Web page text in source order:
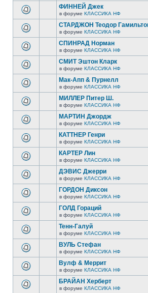
ФИННЕЙ Джек
в форуме КЛАССИКА НФ
СТАРДЖОН Теодор
в форуме КЛАССИКА НФ
СПИНРАД Норман
в форуме КЛАССИКА НФ
СМИТ Эштон Кларк
в форуме КЛАССИКА НФ
Мак-Апп & Пурнелл
в форуме КЛАССИКА НФ
МИЛЛЕР Питер Ш.
в форуме КЛАССИКА НФ
МАРТИН Джордж
в форуме КЛАССИКА НФ
КАТТНЕР Генри
в форуме КЛАССИКА НФ
КАРТЕР Лин
в форуме КЛАССИКА НФ
ДЭВИС Джерри
в форуме КЛАССИКА НФ
ГОРДОН Диксон
в форуме КЛАССИКА НФ
ГОЛД Гораций
в форуме КЛАССИКА НФ
Тенн-Галуй
в форуме КЛАССИКА НФ
ВУЛЬ Стефан
в форуме КЛАССИКА НФ
Вулф & Меррит
в форуме КЛАССИКА НФ
БРАЙАН Херберт
в форуме КЛАССИКА НФ